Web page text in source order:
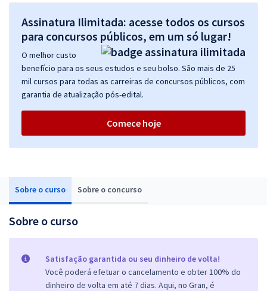
Sobre o curso Sobre o concurso
Sobre o curso
Satisfação garantida ou seu dinheiro de volta!
Você poderá efetuar o cancelamento e obter 100% do
dinheiro de volta em até 7 dias. Aqui, no Gran, é
Assinatura Ilimitada: acesse todos os cursos
para concursos públicos, em um só lugar!
O melhor custo
benefício para os seus estudos e seu bolso. São mais de 25
mil cursos para todas as carreiras de concursos públicos, com
garantia de atualização pós-edital.
Comece hoje